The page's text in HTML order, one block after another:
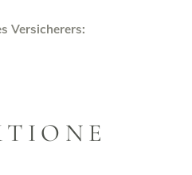
Versicherers: